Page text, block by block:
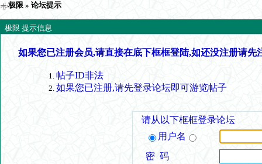
极限 » 论坛提示
极限 提示信息
如果您已注册会员,请直接在底下框框登陆,如还没注册请先
帖子ID非法
如果您已注册,请先登录论坛即可游览帖子
请从以下框框登录论坛
用户名
密 码